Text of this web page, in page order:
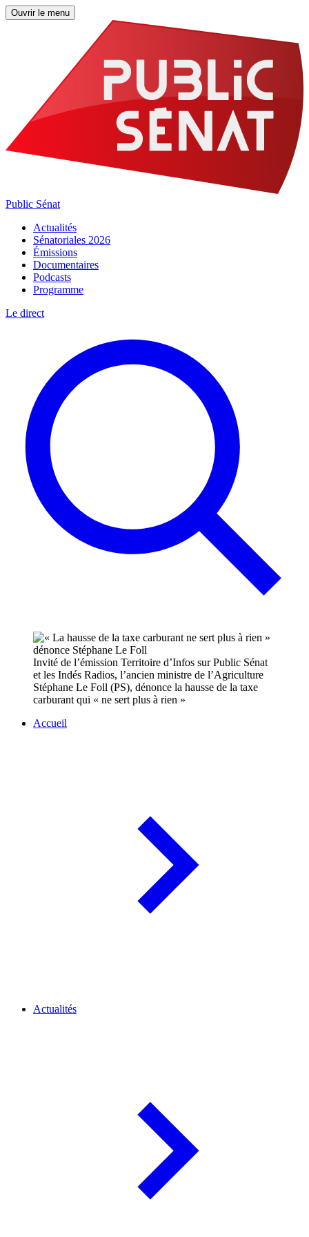
Ouvrir le menu
Public Sénat
Actualités
Sénatoriales 2026
Émissions
Documentaires
Podcasts
Programme
Le direct
Invité de l’émission Territoire d’Infos sur Public Sénat
et les Indés Radios, l’ancien ministre de l’Agriculture
Stéphane Le Foll (PS), dénonce la hausse de la taxe
carburant qui « ne sert plus à rien »
Accueil
Actualités